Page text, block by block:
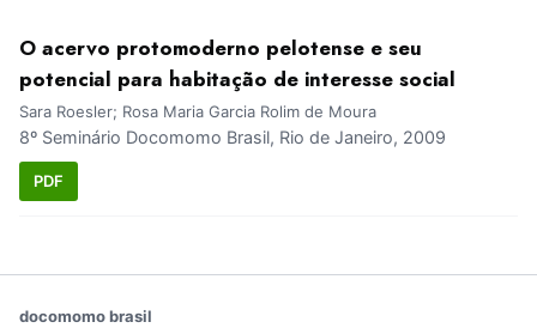
O acervo protomoderno pelotense e seu
potencial para habitação de interesse social
Sara Roesler; Rosa Maria Garcia Rolim de Moura
8º Seminário Docomomo Brasil, Rio de Janeiro, 2009
PDF
docomomo brasil